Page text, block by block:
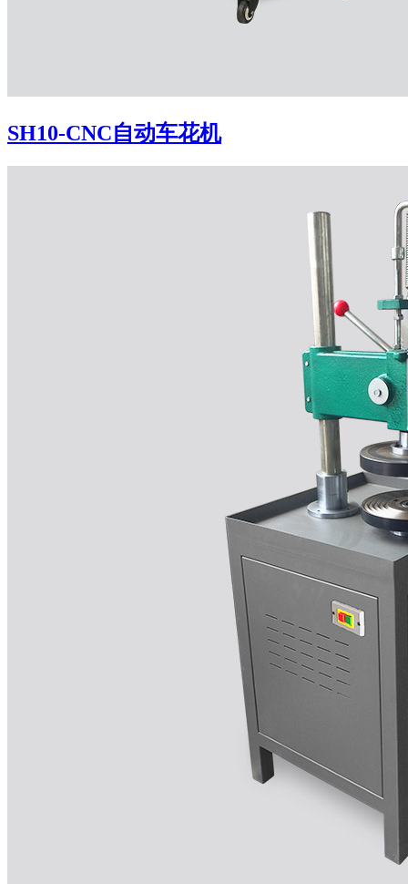
SH10-CNC自动车花机